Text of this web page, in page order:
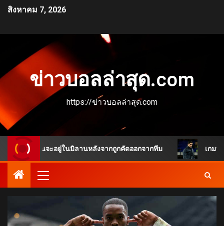
สิงหาคม 7, 2026
ข่าวบอลล่าสุด.com
https://ข่าวบอลล่าสุด.com
หมือนจะอยู่ในมิลานหลังจากถูกคัดออกจากทีม เกมพลิกชัดเจ